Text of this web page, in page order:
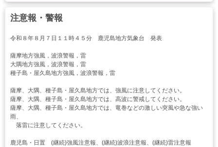
注意報・警報
令和８年８月７日１１時４５分 鹿児島地方気象台 発表
薩摩地方強風，波浪警報，雷
大隅地方強風，波浪警報，雷
種子島・屋久島地方強風，波浪警報，雷
薩摩、大隅、種子島・屋久島地方では、強風に注意してください。
薩摩、大隅、種子島・屋久島地方では、高波に警戒してください。
薩摩、大隅、種子島・屋久島地方では、竜巻などの激しい突風や急な強い
雨、
落雷に注意してください。
鹿児島・日置 (継続)強風注意報、(継続)波浪注意報、(継続)雷注意報